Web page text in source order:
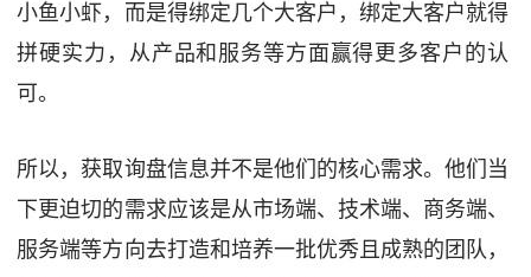
小鱼小虾，而是得绑定几个大客户，绑定大客户就得
拼硬实力，从产品和服务等方面赢得更多客户的认
可。
所以，获取询盘信息并不是他们的核心需求。他们当
下更迫切的需求应该是从市场端、技术端、商务端、
服务端等方向去打造和培养一批优秀且成熟的团队，